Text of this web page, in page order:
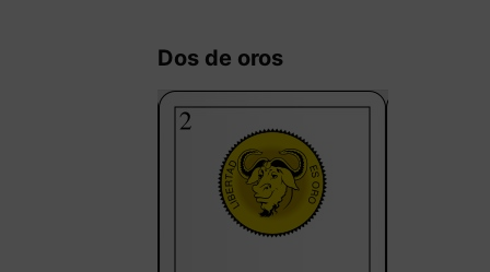
Dos de oros